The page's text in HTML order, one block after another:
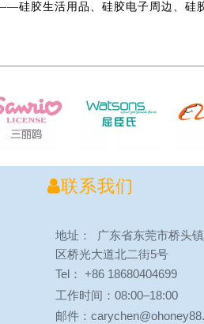
硅胶生活用品、硅胶电子周边、硅
联系我们
地址： 广东省东莞市桥头
区桥光大道北二街5号
Tel： +86 18680404699
工作时间：08:00–18:00
邮件：